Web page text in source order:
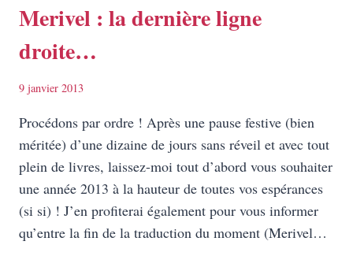
Merivel : la dernière ligne
droite…
9 janvier 2013
Procédons par ordre ! Après une pause festive (bien
méritée) d’une dizaine de jours sans réveil et avec tout
plein de livres, laissez-moi tout d’abord vous souhaiter
une année 2013 à la hauteur de toutes vos espérances
(si si) ! J’en profiterai également pour vous informer
qu’entre la fin de la traduction du moment (Merivel…